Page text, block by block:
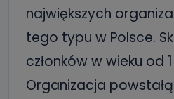
największych
tego typu w Polsce.
członków w wieku od
Organizacja